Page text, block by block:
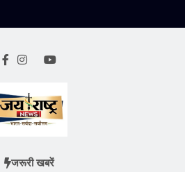
Jai Rashtra
हिंदी समाचार
जरूरी खबरें